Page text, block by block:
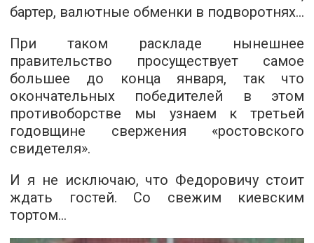
бартер, валютные обменки в подворотнях…
При таком раскладе нынешнее
правительство просуществует самое
большее до конца января, так что
окончательных победителей в этом
противоборстве мы узнаем к третьей
годовщине свержения «ростовского
свидетеля».
И я не исключаю, что Федоровичу стоит
ждать гостей. Со свежим киевским
тортом…